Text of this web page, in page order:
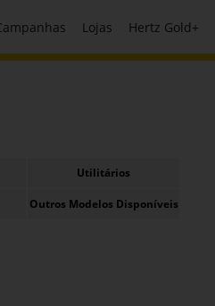
Lojas Hertz Gold+
Utilitários
Outros Modelos Disponíveis